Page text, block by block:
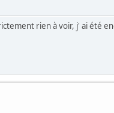
rien à voir, j' ai été